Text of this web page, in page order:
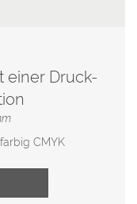
einer Druck-
CMYK